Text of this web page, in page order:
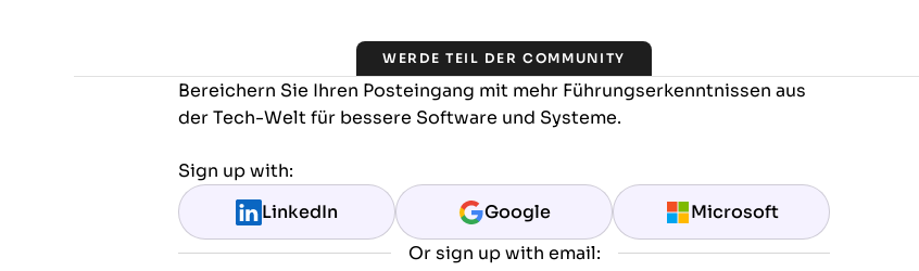
WERDE TEIL DER COMMUNITY
Bereichern Sie Ihren Posteingang mit mehr Führungserkenntnissen aus
der Tech-Welt für bessere Software und Systeme.
Sign up with:
LinkedIn Google Microsoft
Or sign up with email: